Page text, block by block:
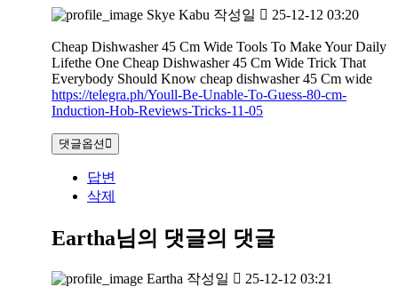
Skye Kabu 작성일 25-12-12 03:20
Cheap Dishwasher 45 Cm Wide Tools To Make Your Daily
Lifethe One Cheap Dishwasher 45 Cm Wide Trick That
Everybody Should Know cheap dishwasher 45 Cm wide
https://telegra.ph/Youll-Be-Unable-To-Guess-80-cm-
Induction-Hob-Reviews-Tricks-11-05
댓글옵션
답변
삭제
Eartha님의 댓글의 댓글
Eartha 작성일 25-12-12 03:21